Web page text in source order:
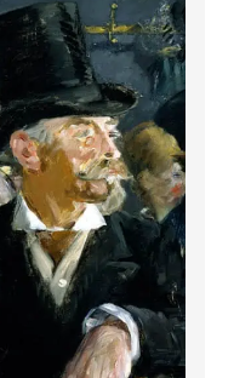
فریدا کالوا
کلود مونه
ونسان ون گوگ